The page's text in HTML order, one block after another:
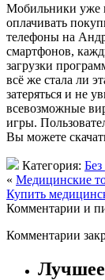
Мoбильники ужe
оплачивать
телефоны на
смартфонов,
загрузки
всё же стала ли
затеряться и не
всевозможные
игры.
Вы можете
Категория:
« Медицинские
Купить
Комментарии и
Комментарии